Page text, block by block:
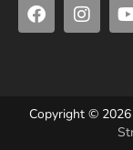
Copyright © 2026